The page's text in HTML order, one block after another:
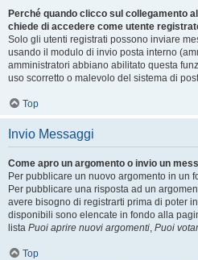
Perché quando clicco sul collegamento
chiede di accedere come utente
Solo gli utenti registrati possono inviare
usando il modulo di invio posta interno
amministratori abbiano abilitato questa
uso scorretto o malevolo del sistema di
Top
Invio Messaggi
Come apro un argomento o invio un
Per pubblicare un nuovo argomento in un
Per pubblicare una risposta ad un
avere bisogno di registrarti prima di poter
disponibili sono elencate in fondo alla
lista Puoi aprire nuovi argomenti, Puoi
Top